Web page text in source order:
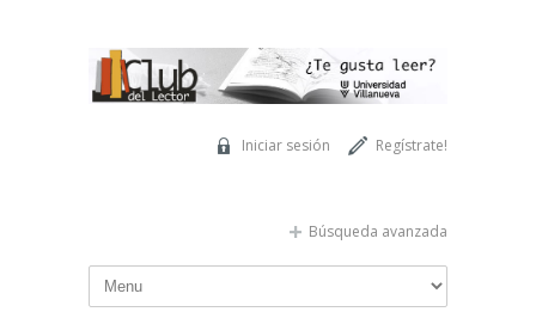
Regístrate!
Iniciar sesión
Búsqueda avanzada